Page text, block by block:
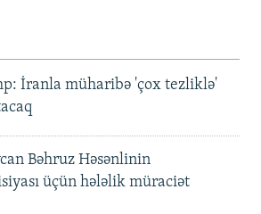
İranla müharibə 'çox tezliklə'
Bəhruz Həsənlinin
üçün hələlik müraciət